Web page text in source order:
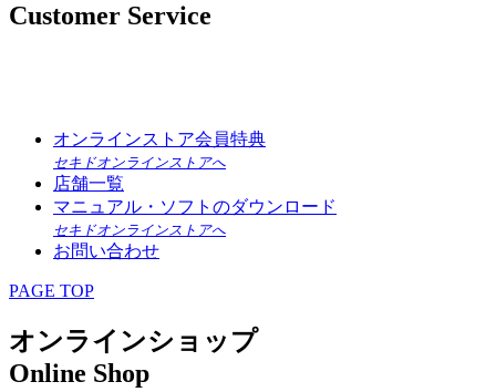
Customer Service
オンラインストア会員特典
セキドオンラインストアへ
店舗一覧
マニュアル・ソフトのダウンロード
セキドオンラインストアへ
お問い合わせ
PAGE TOP
オンラインショップ
Online Shop